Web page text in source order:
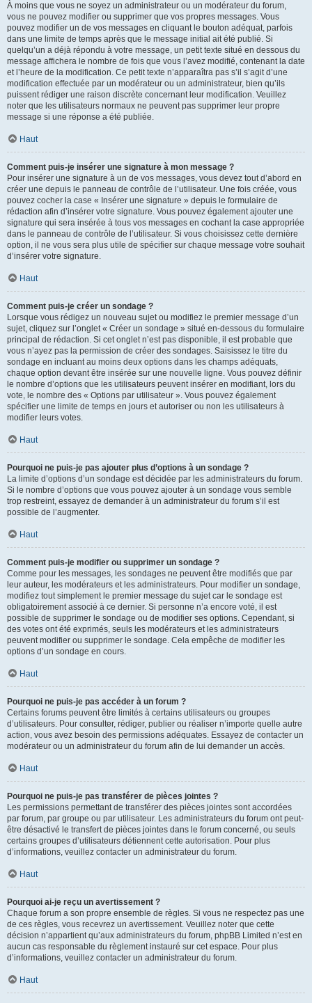
À moins que vous ne soyez un administrateur ou un modérateur du forum,
vous ne pouvez modifier ou supprimer que vos propres messages. Vous
pouvez modifier un de vos messages en cliquant le bouton adéquat, parfois
dans une limite de temps après que le message initial ait été publié. Si
quelqu’un a déjà répondu à votre message, un petit texte situé en dessous du
message affichera le nombre de fois que vous l’avez modifié, contenant la date
et l’heure de la modification. Ce petit texte n’apparaîtra pas s’il s’agit d’une
modification effectuée par un modérateur ou un administrateur, bien qu’ils
puissent rédiger une raison discrète concernant leur modification. Veuillez
noter que les utilisateurs normaux ne peuvent pas supprimer leur propre
message si une réponse a été publiée.
Haut
Comment puis-je insérer une signature à mon message ?
Pour insérer une signature à un de vos messages, vous devez tout d’abord en
créer une depuis le panneau de contrôle de l’utilisateur. Une fois créée, vous
pouvez cocher la case « Insérer une signature » depuis le formulaire de
rédaction afin d’insérer votre signature. Vous pouvez également ajouter une
signature qui sera insérée à tous vos messages en cochant la case appropriée
dans le panneau de contrôle de l’utilisateur. Si vous choisissez cette dernière
option, il ne vous sera plus utile de spécifier sur chaque message votre souhait
d’insérer votre signature.
Haut
Comment puis-je créer un sondage ?
Lorsque vous rédigez un nouveau sujet ou modifiez le premier message d’un
sujet, cliquez sur l’onglet « Créer un sondage » situé en-dessous du formulaire
principal de rédaction. Si cet onglet n’est pas disponible, il est probable que
vous n’ayez pas la permission de créer des sondages. Saisissez le titre du
sondage en incluant au moins deux options dans les champs adéquats,
chaque option devant être insérée sur une nouvelle ligne. Vous pouvez définir
le nombre d’options que les utilisateurs peuvent insérer en modifiant, lors du
vote, le nombre des « Options par utilisateur ». Vous pouvez également
spécifier une limite de temps en jours et autoriser ou non les utilisateurs à
modifier leurs votes.
Haut
Pourquoi ne puis-je pas ajouter plus d’options à un sondage ?
La limite d’options d’un sondage est décidée par les administrateurs du forum.
Si le nombre d’options que vous pouvez ajouter à un sondage vous semble
trop restreint, essayez de demander à un administrateur du forum s’il est
possible de l’augmenter.
Haut
Comment puis-je modifier ou supprimer un sondage ?
Comme pour les messages, les sondages ne peuvent être modifiés que par
leur auteur, les modérateurs et les administrateurs. Pour modifier un sondage,
modifiez tout simplement le premier message du sujet car le sondage est
obligatoirement associé à ce dernier. Si personne n’a encore voté, il est
possible de supprimer le sondage ou de modifier ses options. Cependant, si
des votes ont été exprimés, seuls les modérateurs et les administrateurs
peuvent modifier ou supprimer le sondage. Cela empêche de modifier les
options d’un sondage en cours.
Haut
Pourquoi ne puis-je pas accéder à un forum ?
Certains forums peuvent être limités à certains utilisateurs ou groupes
d’utilisateurs. Pour consulter, rédiger, publier ou réaliser n’importe quelle autre
action, vous avez besoin des permissions adéquates. Essayez de contacter un
modérateur ou un administrateur du forum afin de lui demander un accès.
Haut
Pourquoi ne puis-je pas transférer de pièces jointes ?
Les permissions permettant de transférer des pièces jointes sont accordées
par forum, par groupe ou par utilisateur. Les administrateurs du forum ont peut-
être désactivé le transfert de pièces jointes dans le forum concerné, ou seuls
certains groupes d’utilisateurs détiennent cette autorisation. Pour plus
d’informations, veuillez contacter un administrateur du forum.
Haut
Pourquoi ai-je reçu un avertissement ?
Chaque forum a son propre ensemble de règles. Si vous ne respectez pas une
de ces règles, vous recevrez un avertissement. Veuillez noter que cette
décision n’appartient qu’aux administrateurs du forum, phpBB Limited n’est en
aucun cas responsable du règlement instauré sur cet espace. Pour plus
d’informations, veuillez contacter un administrateur du forum.
Haut